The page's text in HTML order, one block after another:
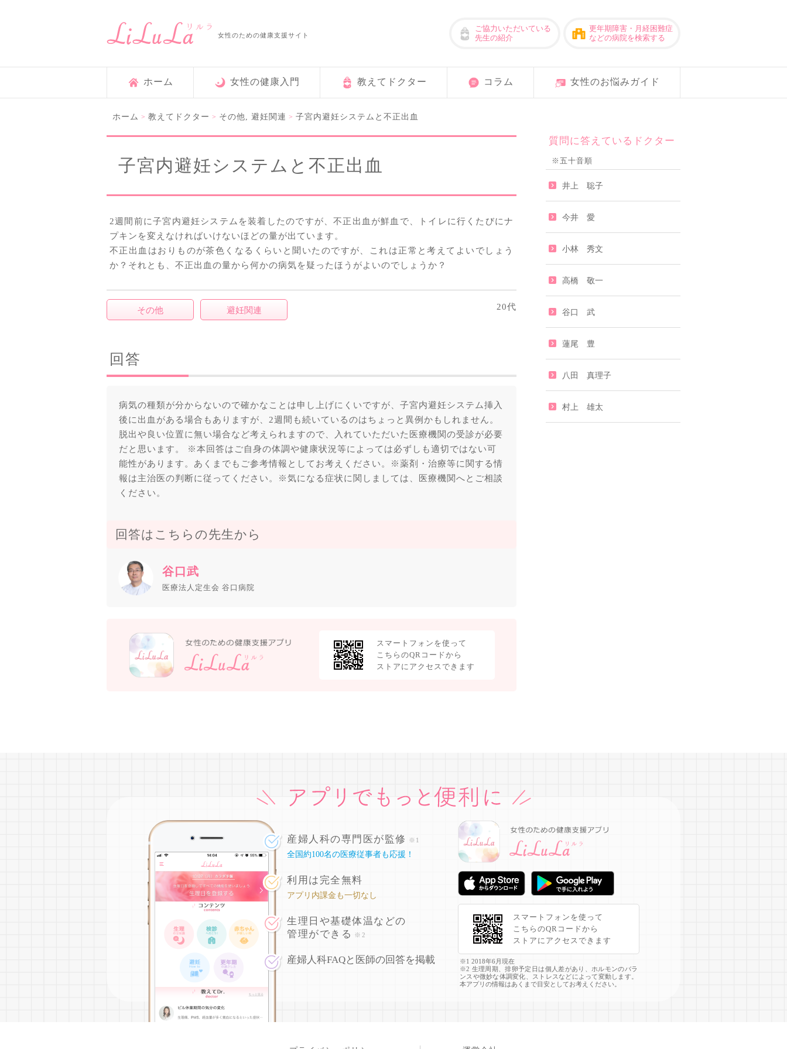
女性のための健康支援サイト
ご協力いただいている
先生の紹介
更年期障害・月経困難症
などの病院を検索する
ホーム 女性の健康入門 教えてドクター コラム 女性のお悩みガイド
ホーム > 教えてドクター > その他, 避妊関連 > 子宮内避妊システムと不正出血
子宮内避妊システムと不正出血
2週間前に子宮内避妊システムを装着したのですが、不正出血が鮮血で、トイレに行くたびにナ
プキンを変えなければいけないほどの量が出ています。
不正出血はおりものが茶色くなるくらいと聞いたのですが、これは正常と考えてよいでしょう
か？それとも、不正出血の量から何かの病気を疑ったほうがよいのでしょうか？
その他 避妊関連 20代
回答
病気の種類が分からないので確かなことは申し上げにくいですが、子宮内避妊システム挿入
後に出血がある場合もありますが、2週間も続いているのはちょっと異例かもしれません。
脱出や良い位置に無い場合など考えられますので、入れていただいた医療機関の受診が必要
だと思います。 ※本回答はご自身の体調や健康状況等によっては必ずしも適切ではない可
能性があります。あくまでもご参考情報としてお考えください。※薬剤・治療等に関する情
報は主治医の判断に従ってください。※気になる症状に関しましては、医療機関へとご相談
ください。
回答はこちらの先生から
谷口武
医療法人定生会 谷口病院
スマートフォンを使って
こちらのQRコードから
ストアにアクセスできます
質問に答えているドクター
※五十音順
井上 聡子
今井 愛
小林 秀文
高橋 敬一
谷口 武
蓮尾 豊
八田 真理子
村上 雄太
産婦人科の専門医が監修 ※1
全国約100名の医療従事者も応援！
利用は完全無料
アプリ内課金も一切なし
生理日や基礎体温などの
管理ができる
※2
産婦人科FAQと医師の回答を掲載
スマートフォンを使って
こちらのQRコードから
ストアにアクセスできます
※1 2018年6月現在
※2 生理周期、排卵予定日は個人差があり、ホルモンのバラ
ンスや微妙な体調変化、ストレスなどによって変動します。
本アプリの情報はあくまで目安としてお考えください。